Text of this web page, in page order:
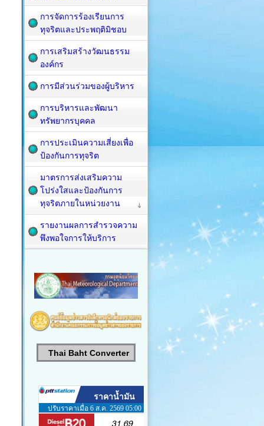
การจัดการร้องเรียนการ
ทุจริตและประพฤติมิชอบ
การเสริมสร้างวัฒนธรรม
องค์กร
การมีส่วนร่วมของผู้บริหาร
การบริหารและพัฒนา
ทรัพยากรบุคคล
การประเมินความเสี่ยงเพื่อ
ป้องกันการทุจริต
มาตรการส่งเสริมความ
โปร่งใสและป้องกันการ
ทุจริตภายในหน่วยงาน
รายงานผลการสำรวจความ
พึงพอใจการให้บริการ
Thai Baht Converter